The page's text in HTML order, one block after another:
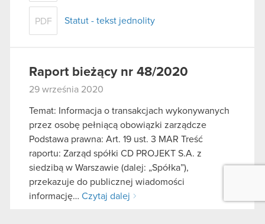
PDF Statut - tekst jednolity
Raport bieżący nr 48/2020
29 września 2020
Temat: Informacja o transakcjach wykonywanych
przez osobę pełniącą obowiązki zarządcze
Podstawa prawna: Art. 19 ust. 3 MAR Treść
raportu: Zarząd spółki CD PROJEKT S.A. z
siedzibą w Warszawie (dalej: „Spółka”),
przekazuje do publicznej wiadomości
informację… Czytaj dalej